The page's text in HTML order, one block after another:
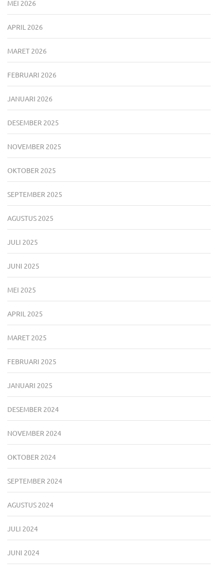
MEI 2026
APRIL 2026
MARET 2026
FEBRUARI 2026
JANUARI 2026
DESEMBER 2025
NOVEMBER 2025
OKTOBER 2025
SEPTEMBER 2025
AGUSTUS 2025
JULI 2025
JUNI 2025
MEI 2025
APRIL 2025
MARET 2025
FEBRUARI 2025
JANUARI 2025
DESEMBER 2024
NOVEMBER 2024
OKTOBER 2024
SEPTEMBER 2024
AGUSTUS 2024
JULI 2024
JUNI 2024